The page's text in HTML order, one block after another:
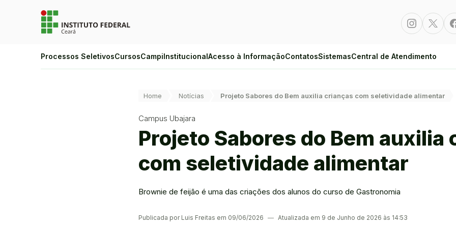
Ir para a busca
Ir para o menu principal
Ir para o conteúdo
Alto Contraste
Login da Área Administrativa
Acessibilidade
Instagram
Processos SeletivosCursosCampiInstitucionalAcesso à InformaçãoContatosSistemasCentral de Atendimento
Você está aqui:
Home Notícias Projeto Sabores do Bem auxilia crianças com seletividade alimentar
Campus Ubajara
Projeto Sabores do Bem auxilia
com seletividade alimentar
Brownie de feijão é uma das criações dos alunos do curso de Gastronomia
Publicada por Luis Freitas em 09/06/2026 ― Atualizada em 9 de Junho de 2026 às 14:53